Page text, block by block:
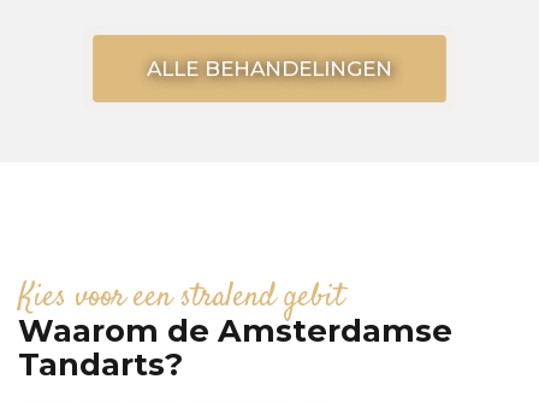
ALLE BEHANDELINGEN
Kies voor een stralend gebit
Waarom de Amsterdamse
Tandarts?